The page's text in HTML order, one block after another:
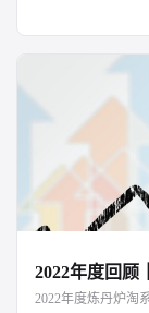
2022年度回顾